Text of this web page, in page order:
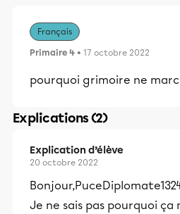
Français
Primaire 4 • 17 octobre 2022
pourquoi grimoire ne
Explications (2)
Explication d’élève
20 octobre 2022
Je ne sais pas pourquoi ça